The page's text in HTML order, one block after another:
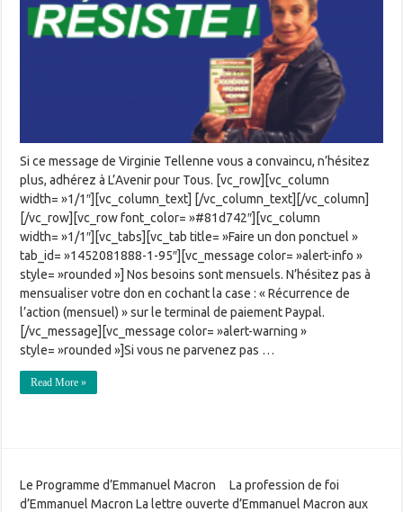
Si ce message de Virginie Tellenne vous a convaincu, n’hésitez
plus, adhérez à L’Avenir pour Tous. [vc_row][vc_column
width= »1/1″][vc_column_text] [/vc_column_text][/vc_column]
[/vc_row][vc_row font_color= »#81d742″][vc_column
width= »1/1″][vc_tabs][vc_tab title= »Faire un don ponctuel »
tab_id= »1452081888-1-95″][vc_message color= »alert-info »
style= »rounded »] Nos besoins sont mensuels. N’hésitez pas à
mensualiser votre don en cochant la case : « Récurrence de
l’action (mensuel) » sur le terminal de paiement Paypal.
[/vc_message][vc_message color= »alert-warning »
style= »rounded »]Si vous ne parvenez pas …
Read More »
Le Programme d’Emmanuel Macron La profession de foi
d’Emmanuel Macron La lettre ouverte d’Emmanuel Macron aux